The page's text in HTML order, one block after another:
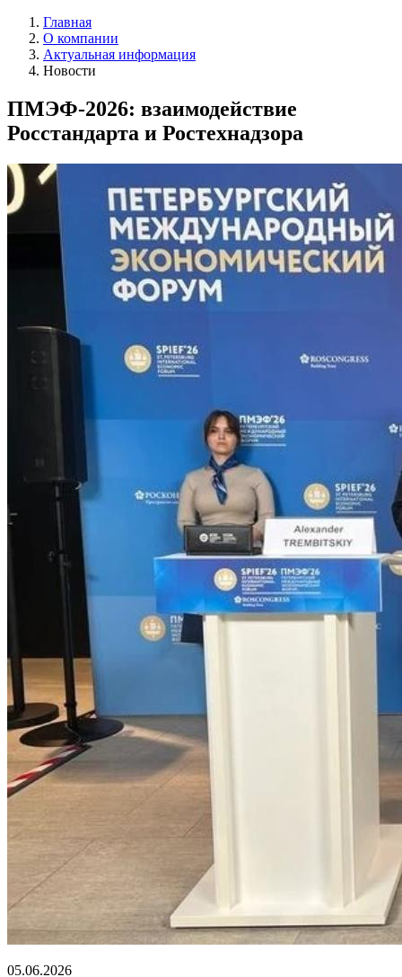
Главная
О компании
Актуальная информация
Новости
ПМЭФ-2026: взаимодействие
Росстандарта и Ростехнадзора
05.06.2026